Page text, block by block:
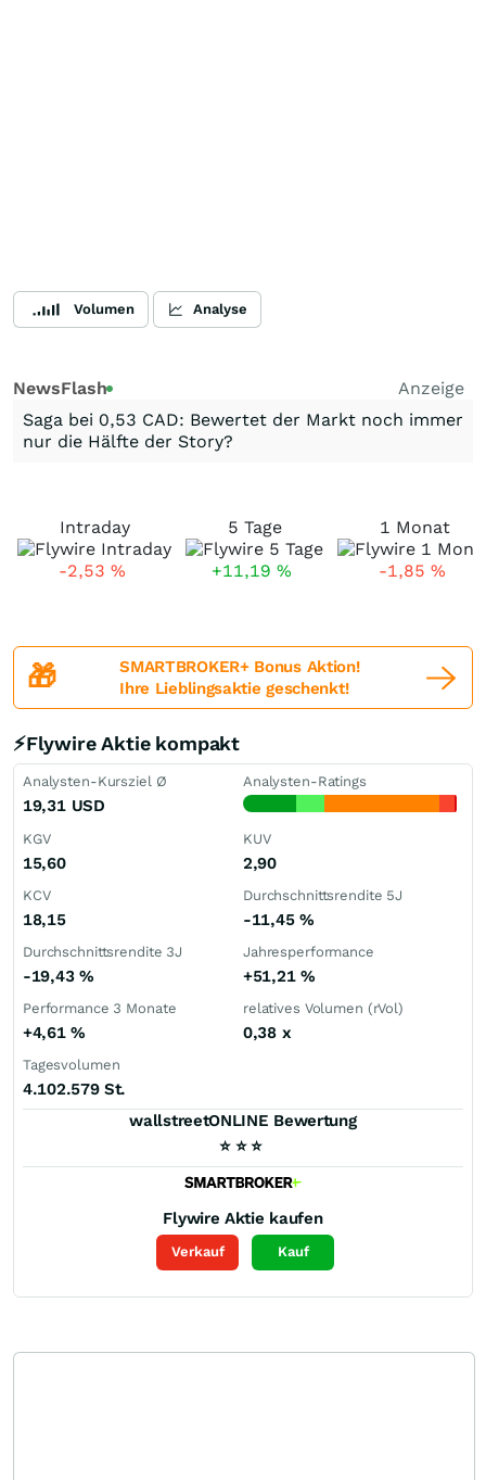
Volumen Analyse
NewsFlash
Anzeige
Saga bei 0,53 CAD: Bewertet der Markt noch immer
nur die Hälfte der Story?
Intraday
-2,53 %
5 Tage
+11,19 %
1 Monat
-1,85 %
🎁
SMARTBROKER+ Bonus Aktion!
Ihre Lieblingsaktie geschenkt!
⚡Flywire Aktie kompakt
Analysten-Kursziel Ø
19,31 USD
Analysten-Ratings
KGV
15,60
KUV
2,90
KCV
18,15
Durchschnittsrendite 5J
-11,45 %
Durchschnittsrendite 3J
-19,43 %
Jahresperformance
+51,21 %
Performance 3 Monate
+4,61%
relatives Volumen (rVol)
0,38 x
Tagesvolumen
4.102.579 St.
wallstreetONLINE Bewertung
⭐ ⭐ ⭐
Flywire Aktie kaufen
Verkauf Kauf